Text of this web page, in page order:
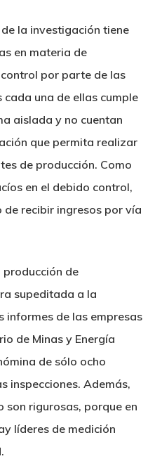
la investigación tiene
en materia de
por parte de las
una de ellas cumple
aislada y no cuentan
que permita realizar
de producción. Como
en el debido control,
recibir ingresos por vía
de
supeditada a la
informes de las empresas
de Minas y Energía
de sólo ocho
inspecciones. Además,
son rigurosas, porque en
líderes de medición